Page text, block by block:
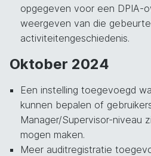
opgegeven voor een DPIA-
weergeven van die
activiteitengeschiedenis.
Oktober 2024
Een instelling toegevoegd
kunnen bepalen of
Manager/Supervisor-niveau
mogen maken.
Meer auditregistratie